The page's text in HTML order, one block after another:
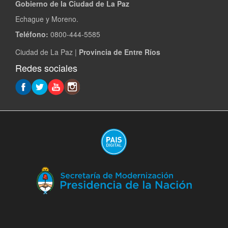
Gobierno de la Ciudad de La Paz
Echague y Moreno.
Teléfono: 0800-444-5585
Ciudad de La Paz | Provincia de Entre Ríos
Redes sociales